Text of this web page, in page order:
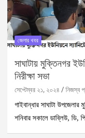
জেলার খবর
সাঘাটায় মুক্তিনগর
নিরীক্ষা সভা
সেপ্টেম্বর ২১, ২০২৪
নিজস্ব
গাইবান্ধার সাঘাটা
শনিবার সকালে ডাব্লিউ,